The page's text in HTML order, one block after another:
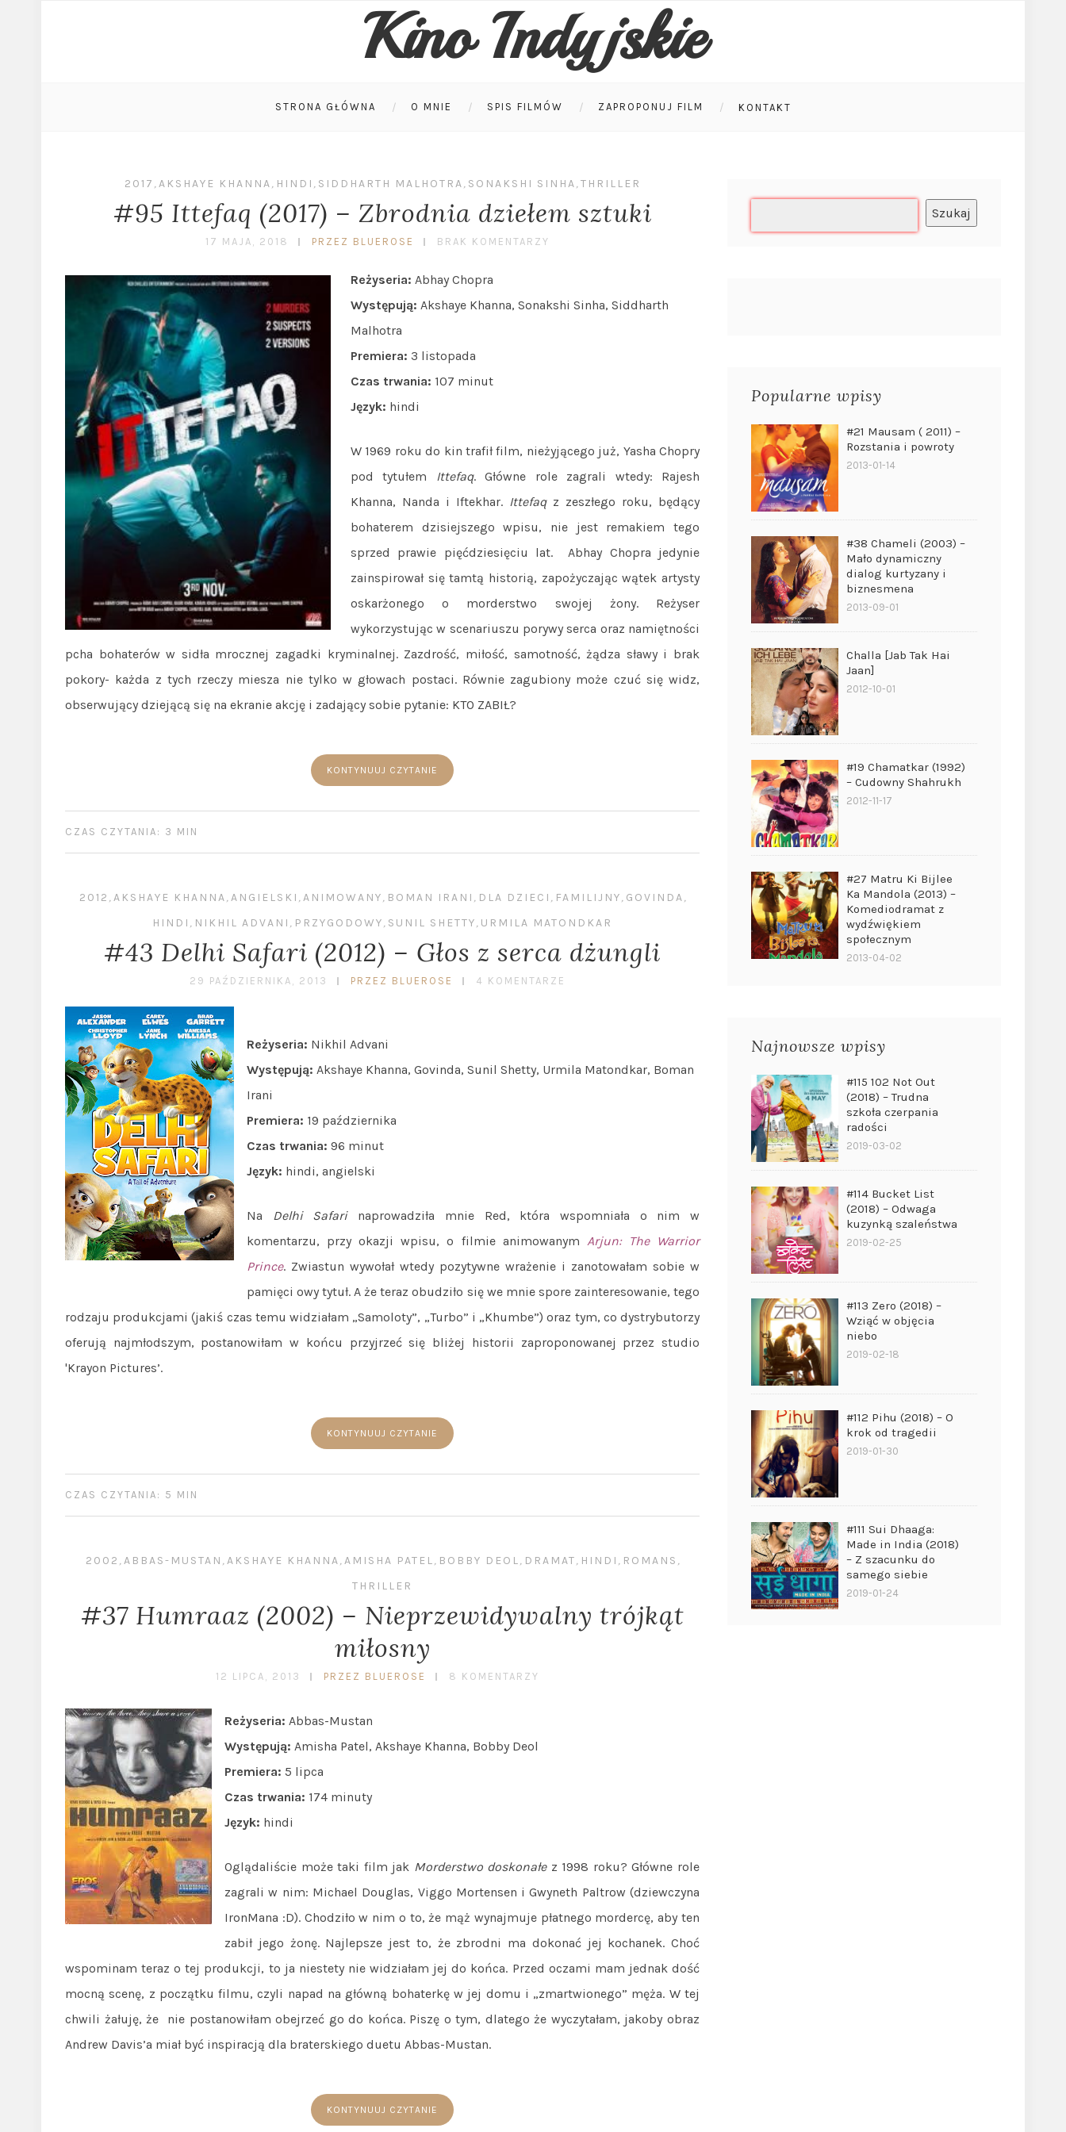
Kino Indyjskie
STRONA GŁÓWNA O MNIE SPIS FILMÓW ZAPROPONUJ FILM KONTAKT
2017 ,AKSHAYE KHANNA, HINDI , SIDDHARTH MALHOTRA, SONAKSHI SINHA,THRILLER
#95 Ittefaq (2017) – Zbrodnia dziełem sztuki
17 MAJA, 2018 PRZEZ BLUEROSE BRAK KOMENTARZY
Reżyseria: Abhay Chopra
Występują: Akshaye Khanna, Sonakshi Sinha, Siddharth
Malhotra
Premiera: 3 listopada
Czas trwania: 107 minut
Język: hindi
W 1969 roku do kin trafił film, nieżyjącego już, Yasha Chopry
pod tytułem Ittefaq. Główne role zagrali wtedy: Rajesh
Khanna, Nanda i Iftekhar. Ittefaq z zeszłego roku, będący
bohaterem dzisiejszego wpisu, nie jest remakiem tego
sprzed prawie pięćdziesięciu lat. Abhay Chopra jedynie
zainspirował się tamtą historią, zapożyczając wątek artysty
oskarżonego o morderstwo swojej żony. Reżyser
wykorzystując w scenariuszu porywy serca oraz namiętności
pcha bohaterów w sidła mrocznej zagadki kryminalnej. Zazdrość, miłość, samotność, żądza sławy i brak
pokory- każda z tych rzeczy miesza nie tylko w głowach postaci. Równie zagubiony może czuć się widz,
obserwujący dziejącą się na ekranie akcję i zadający sobie pytanie: KTO ZABIŁ?
KONTYNUUJ CZYTANIE
CZAS CZYTANIA: 3 MIN
2012 ,AKSHAYE KHANNA,ANGIELSKI ,ANIMOWANY, BOMAN IRANI , DLA DZIECI , FAMILIJNY, GOVINDA,
HINDI , NIKHIL ADVANI , PRZYGODOWY, SUNIL SHETTY, URMILA MATONDKAR
#43 Delhi Safari (2012) – Głos z serca dżungli
29 PAŹDZIERNIKA, 2013 PRZEZ BLUEROSE 4 KOMENTARZE
Reżyseria: Nikhil Advani
Występują: Akshaye Khanna, Govinda, Sunil Shetty, Urmila Matondkar, Boman
Irani
Premiera: 19 października
Czas trwania: 96 minut
Język: hindi, angielski
Na Delhi Safarinaprowadziła mnie Red, która wspomniała o nim w
komentarzu, przy okazji wpisu, o filmie animowanym Arjun: The Warrior
Prince. Zwiastun wywołał wtedy pozytywne wrażenie i zanotowałam sobie w
pamięci owy tytuł. A że teraz obudziło się we mnie spore zainteresowanie, tego
rodzaju produkcjami (jakiś czas temu widziałam „Samoloty”, „Turbo” i „Khumbe”) oraz tym, co dystrybutorzy
oferują najmłodszym, postanowiłam w końcu przyjrzeć się bliżej historii zaproponowanej przez studio
'Krayon Pictures’.
KONTYNUUJ CZYTANIE
CZAS CZYTANIA: 5 MIN
2002 ,ABBAS-MUSTAN ,AKSHAYE KHANNA,AMISHA PATEL, BOBBY DEOL, DRAMAT, HINDI , ROMANS ,
THRILLER
#37 Humraaz (2002) – Nieprzewidywalny trójkąt
miłosny
12 LIPCA, 2013 PRZEZ BLUEROSE 8 KOMENTARZY
Reżyseria: Abbas-Mustan
Występują: Amisha Patel, Akshaye Khanna, Bobby Deol
Premiera: 5 lipca
Czas trwania: 174 minuty
Język: hindi
Oglądaliście może taki film jak Morderstwo doskonałez 1998 roku? Główne role
zagrali w nim: Michael Douglas, Viggo Mortensen i Gwyneth Paltrow (dziewczyna
IronMana :D). Chodziło w nim o to, że mąż wynajmuje płatnego mordercę, aby ten
zabił jego żonę. Najlepsze jest to, że zbrodni ma dokonać jej kochanek. Choć
wspominam teraz o tej produkcji, to ja niestety nie widziałam jej do końca. Przed oczami mam jednak dość
mocną scenę, z początku filmu, czyli napad na główną bohaterkę w jej domu i „zmartwionego” męża. W tej
chwili żałuję, że nie postanowiłam obejrzeć go do końca. Piszę o tym, dlatego że wyczytałam, jakoby obraz
Andrew Davis’a miał być inspiracją dla braterskiego duetu Abbas-Mustan.
KONTYNUUJ CZYTANIE
Szukaj
Popularne wpisy
#21 Mausam ( 2011) –
Rozstania i powroty
2013-01-14
#38 Chameli (2003) –
Mało dynamiczny
dialog kurtyzany i
biznesmena
2013-09-01
Challa [Jab Tak Hai
Jaan]
2012-10-01
#19 Chamatkar (1992)
– Cudowny Shahrukh
2012-11-17
#27 Matru Ki Bijlee
Ka Mandola (2013) –
Komediodramat z
wydźwiękiem
społecznym
2013-04-02
Najnowsze wpisy
#115 102 Not Out
(2018) – Trudna
szkoła czerpania
radości
2019-03-02
#114 Bucket List
(2018) – Odwaga
kuzynką szaleństwa
2019-02-25
#113 Zero (2018) –
Wziąć w objęcia
niebo
2019-02-18
#112 Pihu (2018) – O
krok od tragedii
2019-01-30
#111 Sui Dhaaga:
Made in India (2018)
– Z szacunku do
samego siebie
2019-01-24